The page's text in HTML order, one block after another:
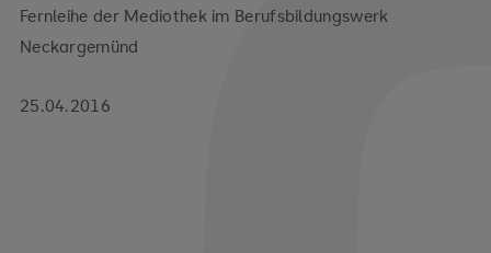
25.04.2016
Fernleihe der Mediothek im Berufsbildungswerk
Neckargemünd